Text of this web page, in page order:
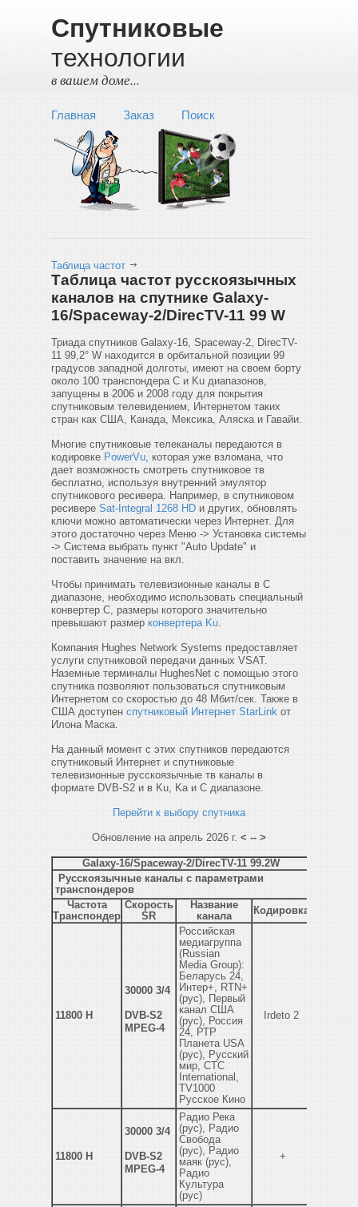
Спутниковые
технологии
в вашем доме...
Главная Заказ Поиск
Таблица частот
Таблица частот русскоязычных
каналов на спутнике Galaxy-
16/Spaceway-2/DirecTV-11 99 W
Триада спутников Galaxy-16, Spaceway-2, DirecTV-
11 99,2° W находится в орбитальной позиции 99
градусов западной долготы, имеют на своем борту
около 100 транспондера C и Ku диапазонов,
запущены в 2006 и 2008 году для покрытия
спутниковым телевидением, Интернетом таких
стран как США, Канада, Мексика, Аляска и Гавайи.
Многие спутниковые телеканалы передаются в
кодировке PowerVu, которая уже взломана, что
дает возможность смотреть спутниковое тв
бесплатно, используя внутренний эмулятор
спутникового ресивера. Например, в спутниковом
ресивере Sat-Integral 1268 HD и других, обновлять
ключи можно автоматически через Интернет. Для
этого достаточно через Меню -> Установка системы
-> Система выбрать пункт "Auto Update" и
поставить значение на вкл.
Чтобы принимать телевизионные каналы в C
диапазоне, необходимо использовать специальный
конвертер C, размеры которого значительно
превышают размер конвертера Ku.
Компания Hughes Network Systems предоставляет
услуги спутниковой передачи данных VSAT.
Наземные терминалы HughesNet с помощью этого
спутника позволяют пользоваться спутниковым
Интернетом со скоростью до 48 Мбит/сек. Также в
США доступен спутниковый Интернет StarLink от
Илона Маска.
На данный момент с этих спутников передаются
спутниковый Интернет и спутниковые
телевизионные русскоязычные тв каналы в
формате DVB-S2 и в Ku, Ka и C диапазоне.
Перейти к выбору спутника
Обновление на апрель 2026 г. < -- >
Galaxy-16/Spaceway-2/DirecTV-11 99.2W
Русскоязычные каналы с параметрами
транспондеров
Частота
Транспондер
Скорость
SR
Название
канала
Кодировка
11800 H
30000 3/4
DVB-S2
MPEG-4
Российская
медиагруппа
(Russian
Media Group):
Беларусь 24,
Интер+, RTN+
(рус), Первый
канал США
(рус), Россия
24, РТР
Планета USA
(рус), Русский
мир, СТС
International,
TV1000
Русское Кино
Irdeto 2
11800 H
30000 3/4
DVB-S2
MPEG-4
Радио Река
(рус), Радио
Свобода
(рус), Радио
маяк (рус),
Радио
Культура
(рус)
+